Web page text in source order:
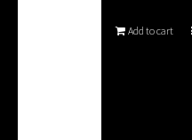
Add to cart